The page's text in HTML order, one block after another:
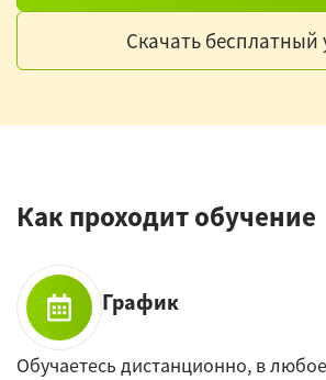
Скачать бесплатный
Как проходит обучение
График
Обучаетесь дистанционно, в